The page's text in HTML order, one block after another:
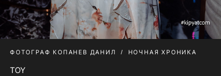
ФОТОГРАФ КОПАНЕВ ДАНИЛ НОЧНАЯ ХРОНИКА
TOY